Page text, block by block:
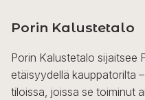
Porin Kalustetalo
Porin Kalustetalo sijaitsee
etäisyydellä kauppatorilta
tiloissa, joissa se toiminut